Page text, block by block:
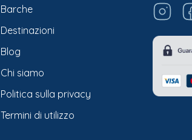
Barche
Destinazioni
Blog
Chi siamo
Politica sulla privacy
Termini di utilizzo